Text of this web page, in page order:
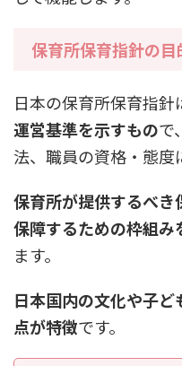
保育所保育指針の目
日本の保育所保育指針
運営基準を示すもので
法、職員の資格・態度
保育所が提供するべき
保障するための枠組み
ます。
日本国内の文化や子
点が特徴です。